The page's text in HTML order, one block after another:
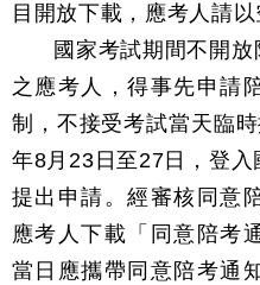
目開放下載，應考人請以
國家考試期間不開
之應考人，得事先申請
制，不接受考試當天臨
年8月23日至27日，登
提出申請。經審核同意
應考人下載「同意陪考
當日應攜帶同意陪考通